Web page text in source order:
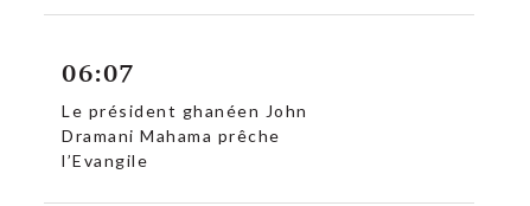
06:07
Le président ghanéen John
Dramani Mahama prêche
l’Evangile